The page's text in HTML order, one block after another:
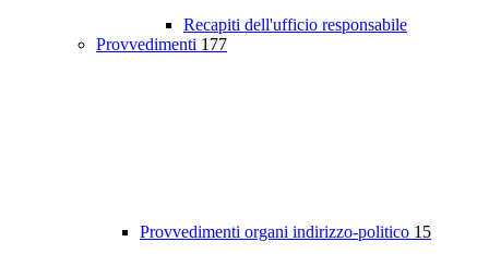
Recapiti dell'ufficio responsabile
Provvedimenti 177
Provvedimenti organi indirizzo-politico 15